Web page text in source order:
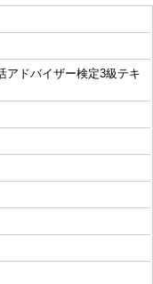
アドバイザー検定3級テキ